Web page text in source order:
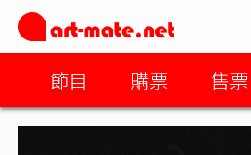
節目 購票 售票